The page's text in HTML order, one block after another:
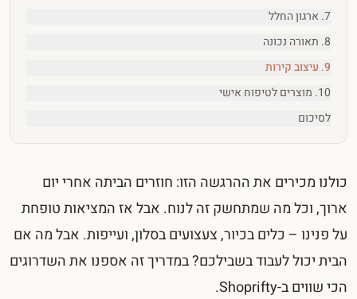
7. ארגון החלל
8. תאורה נכונה
9. עיצוב קירות
10. מוצרים לטיפוח אישי
לסיכום
כולנו מכירים את ההרגשה הזו: חוזרים הביתה אחרי יום
ארוך, וכל מה שמתחשק זה לנוח. אבל אז המציאות טופחת
על פנינו – כלים בכיור, צעצועים בסלון, ועייפות. אבל מה אם
הבית יכול לעבוד בשבילכם? במדריך זה אספנו את השדרוגים
הכי שווים ב-Shoprifty.